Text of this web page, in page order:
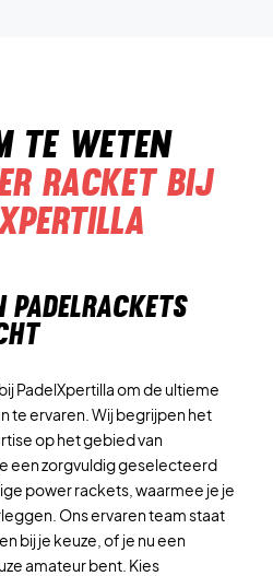
te weten
racket bij
PadelXpertilla om de ultieme
te ervaren. Wij begrijpen het
op het gebied van
een zorgvuldig geselecteerd
power rackets, waarmee je je
Ons ervaren team staat
bij je keuze, of je nu een
amateur bent. Kies